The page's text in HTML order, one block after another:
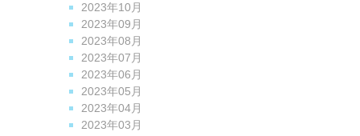
2023年10月
2023年09月
2023年08月
2023年07月
2023年06月
2023年05月
2023年04月
2023年03月